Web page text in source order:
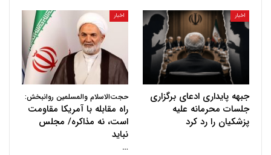
اخبار
جبهه پایداری ادعای برگزاری
جلسات محرمانه علیه
پزشکیان را رد کرد
اخبار
حجت‌الاسلام والمسلمین روانبخش:
راه مقابله با آمریکا مقاومت
است، نه مذاکره/ مجلس
نباید
…